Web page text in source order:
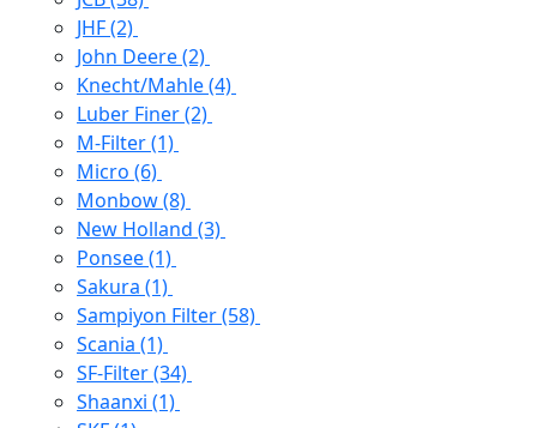
JHF(2)
John Deere(2)
Knecht/Mahle(4)
Luber Finer(2)
M-Filter(1)
Micro (6)
Monbow(8)
New Holland (3)
Ponsee(1)
Sakura (1)
Sampiyon Filter(58)
Scania (1)
SF-Filter(34)
Shaanxi (1)